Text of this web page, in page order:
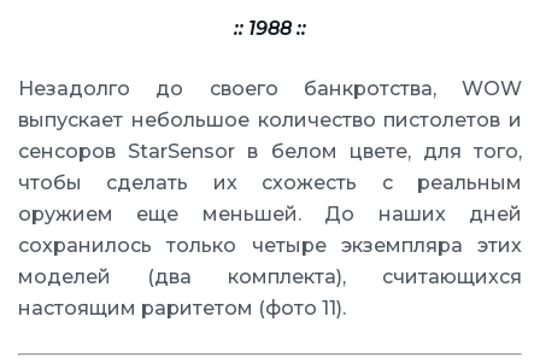
:: 1988 ::
Незадолго до своего банкротства, WOW
выпускает небольшое количество пистолетов и
сенсоров StarSensor в белом цвете, для того,
чтобы сделать их схожесть с реальным
оружием еще меньшей. До наших дней
сохранилось только четыре экземпляра этих
моделей (два комплекта), считающихся
настоящим раритетом (фото 11).